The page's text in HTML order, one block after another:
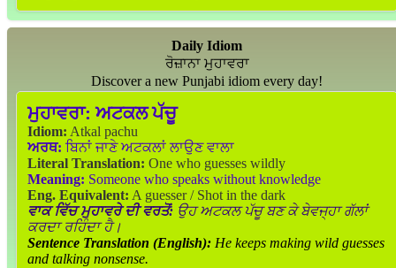
Daily Idiom
ਰੋਜ਼ਾਨਾ ਮੁਹਾਵਰਾ
Discover a new Punjabi idiom every day!
ਮੁਹਾਵਰਾ: ਅਟਕਲ ਪੱਚੂ
Idiom: Atkal pachu
ਅਰਥ: ਬਿਨਾਂ ਜਾਣੇ ਅਟਕਲਾਂ ਲਾਉਣ ਵਾਲਾ
Literal Translation: One who guesses wildly
Meaning: Someone who speaks without knowledge
Eng. Equivalent: A guesser / Shot in the dark
ਵਾਕ ਵਿੱਚ ਮੁਹਾਵਰੇ ਦੀ ਵਰਤੋਂ: ਉਹ ਅਟਕਲ ਪੱਚੂ ਬਣ ਕੇ ਬੇਵਜ੍ਹਾ ਗੱਲਾਂ
ਕਰਦਾ ਰਹਿੰਦਾ ਹੈ।
Sentence Translation (English): He keeps making wild guesses
and talking nonsense.